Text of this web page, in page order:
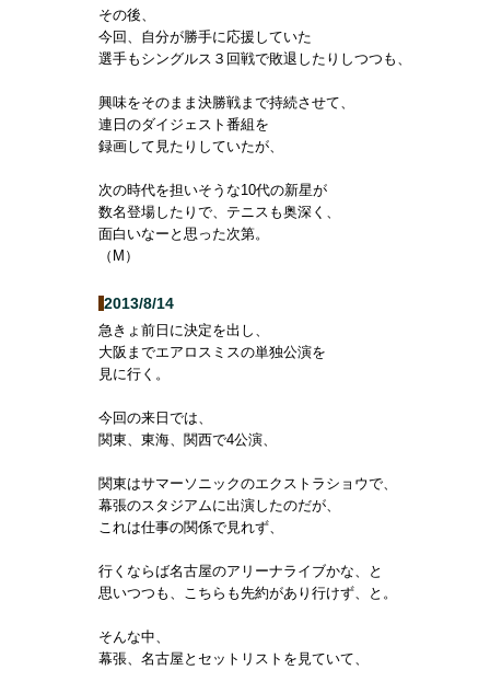
その後、
今回、自分が勝手に応援していた
選手もシングルス３回戦で敗退したりしつつも、
興味をそのまま決勝戦まで持続させて、
連日のダイジェスト番組を
録画して見たりしていたが、
次の時代を担いそうな10代の新星が
数名登場したりで、テニスも奥深く、
面白いなーと思った次第。
（M）
2013/8/14
急きょ前日に決定を出し、
大阪までエアロスミスの単独公演を
見に行く。
今回の来日では、
関東、東海、関西で4公演、
関東はサマーソニックのエクストラショウで、
幕張のスタジアムに出演したのだが、
これは仕事の関係で見れず、
行くならば名古屋のアリーナライブかな、と
思いつつも、こちらも先約があり行けず、と。
そんな中、
幕張、名古屋とセットリストを見ていて、